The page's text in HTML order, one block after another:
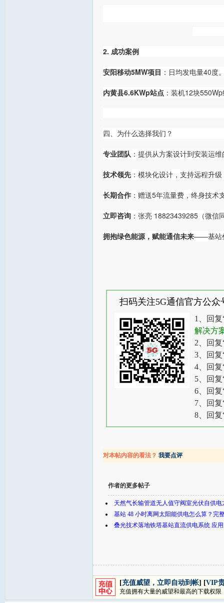
2. 成功案例
安阳移动5MW项目 ：日均发电量40度
内黄县6.6KWp站点 ：装机12块
四、为什么选择我们？
专业团队 ：提供从方案设计到安装运
技术领先：模块化设计，支持远程升
长期合作 ：赠送5年流量费，终身技术
立即咨询 ：张亮 18823439285（微信
拥抱绿色能源，赋能通信未来——基站
扫码关注5G通信官方公
1、回复
解决方
2、回复
3、回复
4、回复
5、回复
6、回复
7、回复
8、回复
对本帖内容的看法？ 我要点评
作者的更多帖子
天然气长输管道无人值守阀室光伏自供
基站 48 小时离网太阳能供电怎么算？完
叠光技术落地铁塔基站直流供电系统 应
[充值威望，立即自动到帐] [VIP
充值拥有大量的威望和最高的下载权限